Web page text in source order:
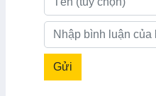
Gửi